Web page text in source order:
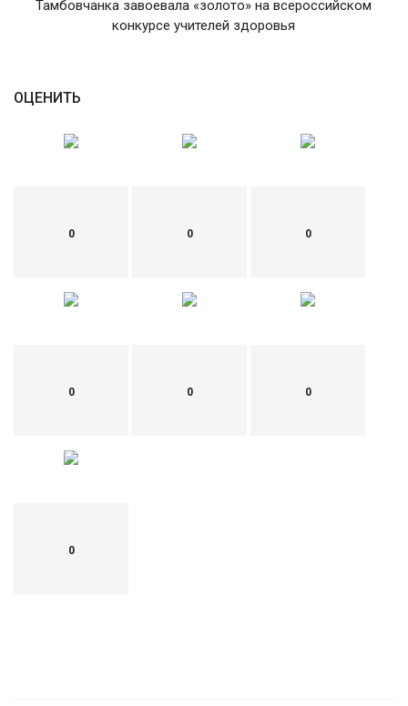
Россия
Тамбовчанка завоевала «золото» на всероссийском
конкурсе учителей здоровья
ОЦЕНИТЬ
0 0 0
0 0 0
0